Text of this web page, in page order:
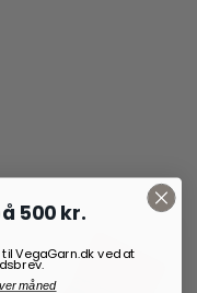
500 kr.
VegaGarn.dk ved at
måned